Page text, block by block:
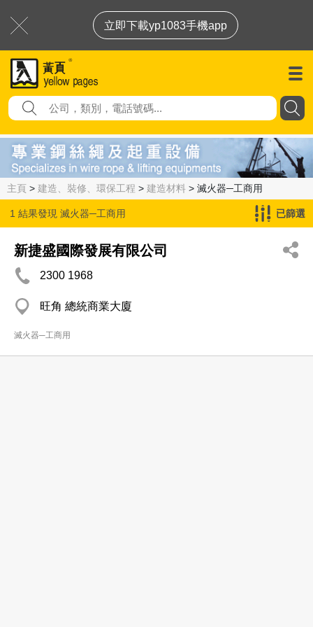
立即下載yp1083手機app
主頁 > 建造、裝修、環保工程 > 建造材料 > 滅火器─工商用
1 結果發現 滅火器─工商用 已篩選
新捷盛國際發展有限公司
2300 1968
旺角 總統商業大廈
滅火器─工商用